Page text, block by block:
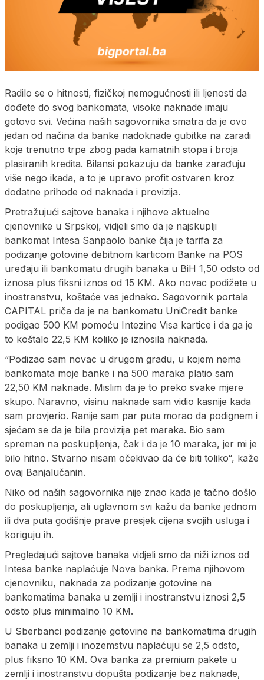
Radilo se o hitnosti, fizičkoj nemogućnosti ili ljenosti da
dođete do svog bankomata, visoke naknade imaju
gotovo svi. Većina naših sagovornika smatra da je ovo
jedan od načina da banke nadoknade gubitke na zaradi
koje trenutno trpe zbog pada kamatnih stopa i broja
plasiranih kredita. Bilansi pokazuju da banke zarađuju
više nego ikada, a to je upravo profit ostvaren kroz
dodatne prihode od naknada i provizija.
Pretražujući sajtove banaka i njihove aktuelne
cjenovnike u Srpskoj, vidjeli smo da je najskuplji
bankomat Intesa Sanpaolo banke čija je tarifa za
podizanje gotovine debitnom karticom Banke na POS
uređaju ili bankomatu drugih banaka u BiH 1,50 odsto od
iznosa plus fiksni iznos od 15 KM. Ako novac podižete u
inostranstvu, koštaće vas jednako. Sagovornik portala
CAPITAL priča da je na bankomatu UniCredit banke
podigao 500 KM pomoću Intezine Visa kartice i da ga je
to koštalo 22,5 KM koliko je iznosila naknada.
“Podizao sam novac u drugom gradu, u kojem nema
bankomata moje banke i na 500 maraka platio sam
22,50 KM naknade. Mislim da je to preko svake mjere
skupo. Naravno, visinu naknade sam vidio kasnije kada
sam provjerio. Ranije sam par puta morao da podignem i
sjećam se da je bila provizija pet maraka. Bio sam
spreman na poskupljenja, čak i da je 10 maraka, jer mi je
bilo hitno. Stvarno nisam očekivao da će biti toliko“, kaže
ovaj Banjalučanin.
Niko od naših sagovornika nije znao kada je tačno došlo
do poskupljenja, ali uglavnom svi kažu da banke jednom
ili dva puta godišnje prave presjek cijena svojih usluga i
koriguju ih.
Pregledajući sajtove banaka vidjeli smo da niži iznos od
Intesa banke naplaćuje Nova banka. Prema njihovom
cjenovniku, naknada za podizanje gotovine na
bankomatima banaka u zemlji i inostranstvu iznosi 2,5
odsto plus minimalno 10 KM.
U Sberbanci podizanje gotovine na bankomatima drugih
banaka u zemlji i inozemstvu naplaćuju se 2,5 odsto,
plus fiksno 10 KM. Ova banka za premium pakete u
zemlji i inostranstvu dopušta podizanje bez naknade,